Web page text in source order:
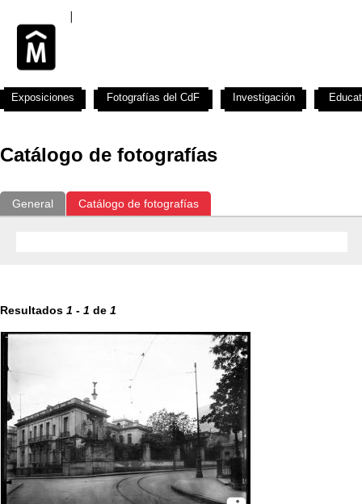
Catálogo de fotografías
General Catálogo de fotografías
Resultados 1 - 1 de 1
Exposiciones Fotografías del CdF Investigación